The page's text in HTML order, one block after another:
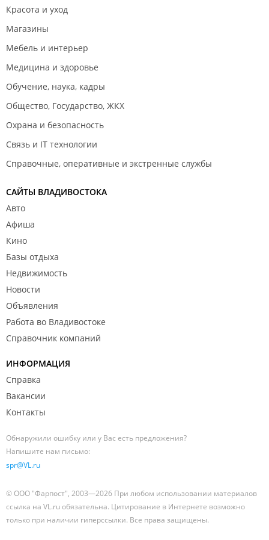
Красота и уход
Магазины
Мебель и интерьер
Медицина и здоровье
Обучение, наука, кадры
Общество, Государство, ЖКХ
Охрана и безопасность
Связь и IT технологии
Справочные, оперативные и экстренные службы
САЙТЫ ВЛАДИВОСТОКА
Авто
Афиша
Кино
Базы отдыха
Недвижимость
Новости
Объявления
Работа во Владивостоке
Справочник компаний
ИНФОРМАЦИЯ
Справка
Вакансии
Контакты
Обнаружили ошибку или у Вас есть предложения?
Напишите нам письмо:
spr@VL.ru
© ООО "Фарпост", 2003—2026 При любом использовании материалов
ссылка на VL.ru обязательна. Цитирование в Интернете возможно
только при наличии гиперссылки. Все права защищены.